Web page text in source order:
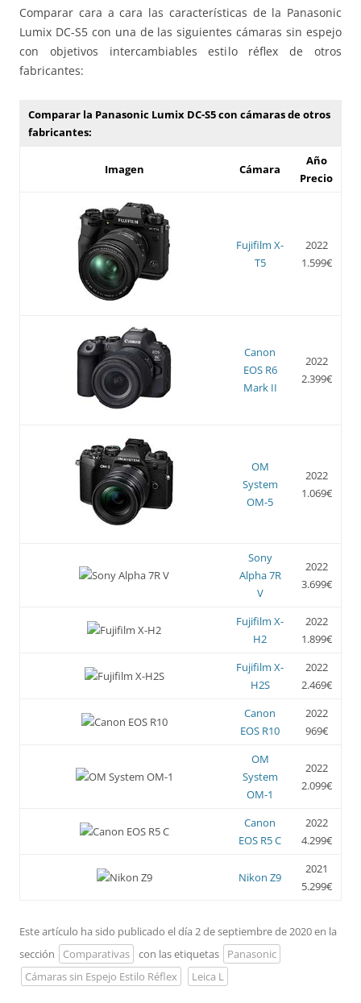
Comparar cara a cara las características de la Panasonic
Lumix DC-S5 con una de las siguientes cámaras sin espejo
con objetivos intercambiables estilo réflex de otros
fabricantes:
Comparar la Panasonic Lumix DC-S5 con cámaras de otros
fabricantes:
Imagen Cámara
Año
Precio
Fujifilm X-
T5
2022
1.599€
Canon
EOS R6
Mark II
2022
2.399€
OM
System
OM-5
2022
1.069€
Sony
Alpha 7R
V
2022
3.699€
Fujifilm X-
H2
2022
1.899€
Fujifilm X-
H2S
2022
2.469€
Canon
EOS R10
2022
969€
OM
System
OM-1
2022
2.099€
Canon
EOS R5 C
2022
4.299€
Nikon Z9
2021
5.299€
Este artículo ha sido publicado el día 2 de septiembre de 2020 en la
sección
Comparativas con las etiquetas
Panasonic
Cámaras sin Espejo Estilo Réflex
Leica L